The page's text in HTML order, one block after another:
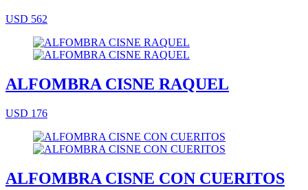
USD 562
ALFOMBRA CISNE RAQUEL
USD 176
ALFOMBRA CISNE CON CUERITOS